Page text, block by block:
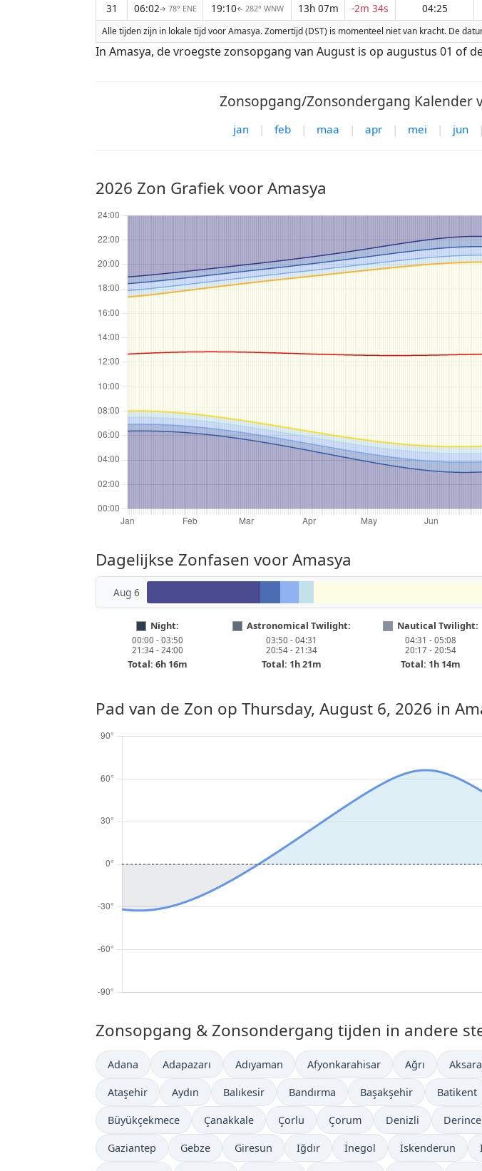
31
06:02↑ 78° ENE 19:10↑ 282° WNW 13h 07m -2m 34s 04:25
Alle tijden zijn in lokale tijd voor Amasya. Zomertijd (DST) is momenteel niet van kracht. De
In Amasya, de vroegste zonsopgang van August is op augustus 01 of
Zonsopgang/Zonsondergang Kalender
jan | feb | maa | apr | mei | jun |
2026 Zon Grafiek voor Amasya
Dagelijkse Zonfasen voor Amasya
Aug 6
Night:
00:00 - 03:50
21:34 - 24:00
Total: 6h 16m
Astronomical Twilight:
03:50 - 04:31
20:54 - 21:34
Total: 1h 21m
Nautical Twilight:
04:31 - 05:08
20:17 - 20:54
Total: 1h 14m
Pad van de Zon op Thursday, August 6, 2026 in
Zonsopgang & Zonsondergang tijden in andere
Adana Adapazarı Adıyaman Afyonkarahisar Ağrı
Ataşehir Aydın Balıkesir Bandırma Başakşehir Batikent
Büyükçekmece Çanakkale Çorlu Çorum Denizli Derince
Gaziantep Gebze Giresun Iğdır İnegol İskenderun